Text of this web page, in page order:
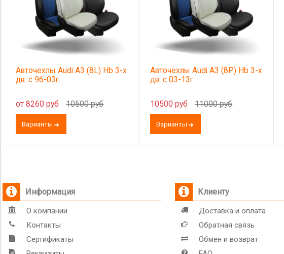
Авточехлы Audi A3 (8L) Hb 3-х
дв. с 96-03г.
от 8260 руб 10500 руб
Варианты
Авточехлы Audi A3 (8P) Hb 3-х
дв. с 03-13г.
10500 руб 11000 руб
Варианты
Информация
О компании
Контакты
Сертификаты
Клиенту
Доставка и оплата
Обратная связь
Обмен и возврат